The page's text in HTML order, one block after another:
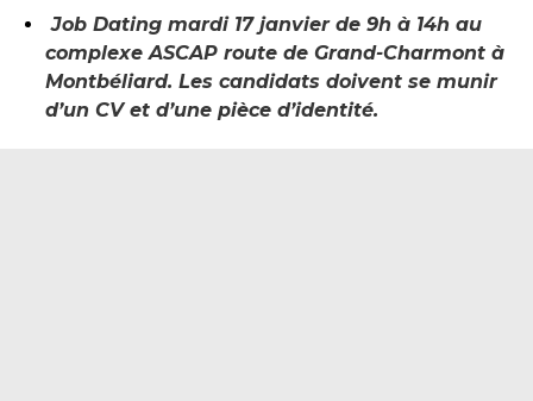
Job Dating mardi 17 janvier de 9h à 14h au
complexe ASCAP route de Grand-Charmont à
Montbéliard. Les candidats doivent se munir
d’un CV et d’une pièce d’identité.